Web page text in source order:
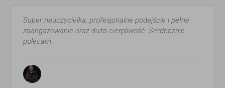
Super nauczycielka, profesjonalne podejście i pełne
zaangazowanie oraz duża cierpliwość. Serdecznie
polecam.